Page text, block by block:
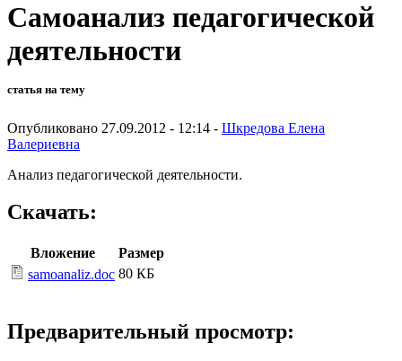
Самоанализ педагогической
деятельности
статья на тему
Опубликовано 27.09.2012 - 12:14 - Шкредова Елена
Валериевна
Анализ педагогической деятельности.
Скачать:
Вложение
Размер
samoanaliz.doc 80 КБ
Предварительный просмотр: